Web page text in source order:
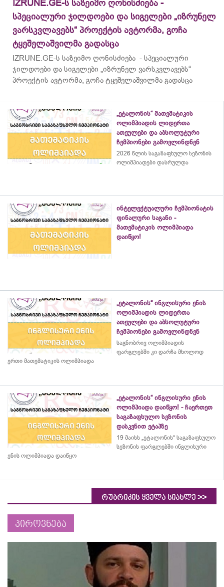
IZRUNE.GE-ს საზეიმო ღონისძიება -
სპეციალური ჯილდოები და სიგელები „იზრუნელ
ვარსკვლავებს“ პროექტის ავტორმა, გოჩა
ტყეშელაშვილმა გადასცა
IZRUNE.GE-ს საზეიმო ღონისძიება - სპეციალური
ჯილდოები და სიგელები „იზრუნელ ვარსკვლავებს“
პროექტის ავტორმა, გოჩა ტყეშელაშვილმა გადასცა
„ეტალონის“ მათემატიკის
ოლიმპიადის ლიდერთა
ათეულები და აბსოლუტური
ჩემპიონები გამოვლინდნენ
2026 წლის საგაზაფხულო სეზონის
ოლიმპიადები დასრულდა
ინტელექტუალური ჩემპიონატის
ფინალური საგანი -
მათემატიკის ოლიმპიადა
დაიწყო!
„ეტალონის“ ინგლისური ენის
ოლიმპიადის ლიდერთა
ათეულები და აბსოლუტური
ჩემპიონები გამოვლინდნენ
საგნობრივ ოლიმპიადის
ფარგლებში კი დარჩა მხოლოდ
ერთი მათემატიკის ოლიმპიადა
„ეტალონის“ ინგლისური ენის
ოლიმპიადა დაიწყო! - ჩაერთეთ
საგაზაფხულო სეზონის
დასკვნით ეტაპზე
19 მაისს „ეტალონის“ საგაზაფხულო
სეზონის ფარგლებში ინგლისური
ენის ოლიმპიადა დაიწყო
რუბრიკის ყველა სიახლე >>
პიროვნება